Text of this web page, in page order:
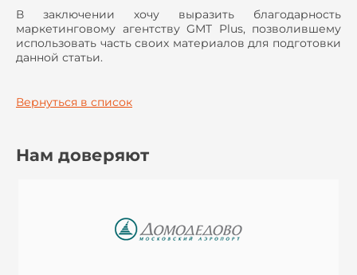
В заключении хочу выразить благодарность
маркетинговому агентству GMT Plus, позволившему
использовать часть своих материалов для подготовки
данной статьи.
Вернуться в список
Нам доверяют